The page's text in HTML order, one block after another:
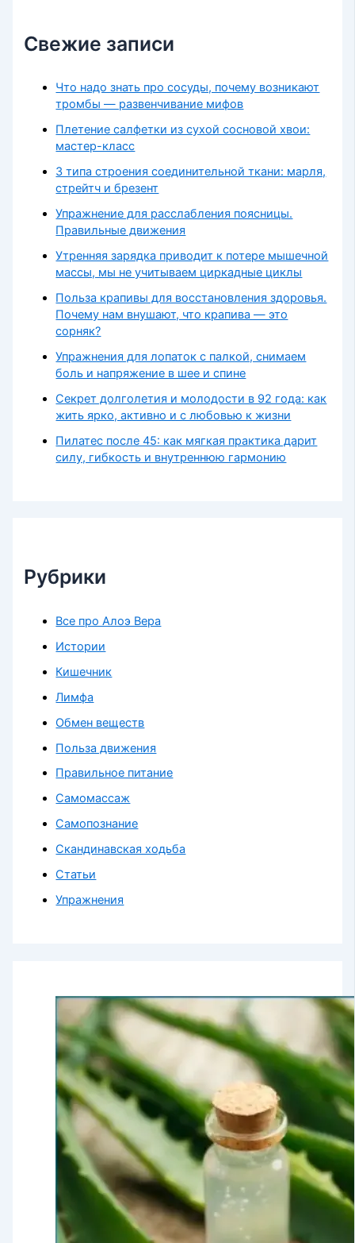
Свежие записи
Что надо знать про сосуды, почему возникают
тромбы — развенчивание мифов
Плетение салфетки из сухой сосновой хвои:
мастер-класс
3 типа строения соединительной ткани: марля,
стрейтч и брезент
Упражнение для расслабления поясницы.
Правильные движения
Утренняя зарядка приводит к потере мышечной
массы, мы не учитываем циркадные циклы
Польза крапивы для восстановления здоровья.
Почему нам внушают, что крапива — это
сорняк?
Упражнения для лопаток с палкой, снимаем
боль и напряжение в шее и спине
Секрет долголетия и молодости в 92 года: как
жить ярко, активно и с любовью к жизни
Пилатес после 45: как мягкая практика дарит
силу, гибкость и внутреннюю гармонию
Рубрики
Все про Алоэ Вера
Истории
Кишечник
Лимфа
Обмен веществ
Польза движения
Правильное питание
Самомассаж
Самопознание
Скандинавская ходьба
Статьи
Упражнения